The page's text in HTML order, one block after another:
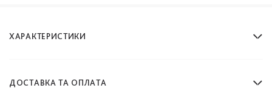
ХАРАКТЕРИСТИКИ
ДОСТАВКА ТА ОПЛАТА